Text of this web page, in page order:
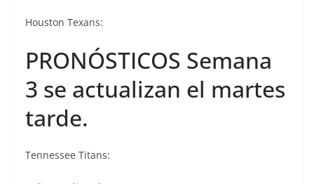
Houston Texans:
PRONÓSTICOS Semana
3 se actualizan el martes
tarde.
Tennessee Titans: